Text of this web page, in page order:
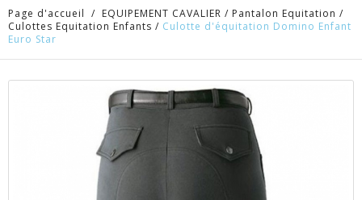
Page d'accueil / EQUIPEMENT CAVALIER / Pantalon Equitation /
Culottes Equitation Enfants / Culotte d'équitation Domino Enfant
Euro Star